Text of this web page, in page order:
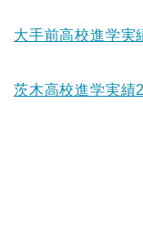
大手前高校進学実
茨木高校進学実績